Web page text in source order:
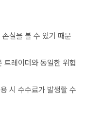
실을 볼 수 있기 때문
트레이더와 동일한 위험
시 수수료가 발생할 수